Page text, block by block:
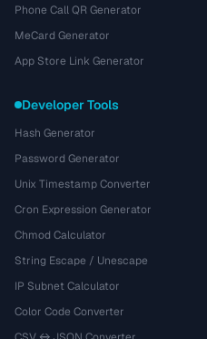
Phone Call QR Generator
MeCard Generator
App Store Link Generator
Developer Tools
Hash Generator
Password Generator
Unix Timestamp Converter
Cron Expression Generator
Chmod Calculator
String Escape / Unescape
IP Subnet Calculator
Color Code Converter